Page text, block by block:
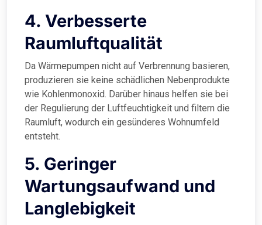
4. Verbesserte
Raumluftqualität
Da Wärmepumpen nicht auf Verbrennung basieren,
produzieren sie keine schädlichen Nebenprodukte
wie Kohlenmonoxid. Darüber hinaus helfen sie bei
der Regulierung der Luftfeuchtigkeit und filtern die
Raumluft, wodurch ein gesünderes Wohnumfeld
entsteht.
5. Geringer
Wartungsaufwand und
Langlebigkeit